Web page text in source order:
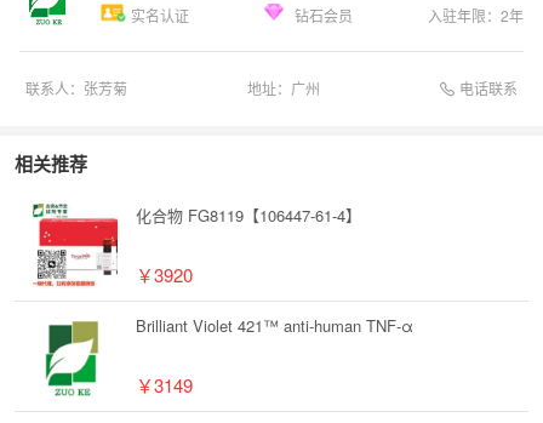
实名认证 钻石会员 入驻年限： 2年
联系人： 张芳菊 地址： 广州 电话联系
相关推荐
化合物 FG8119【106447-61-4】
￥3920
Brilliant Violet 421™ anti-human TNF-α
￥3149